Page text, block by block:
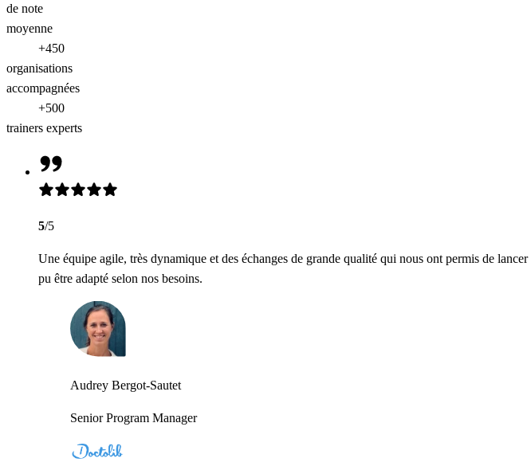
de note
moyenne
+450
organisations
accompagnées
+500
trainers experts
5/5
Une équipe agile, très dynamique et des échanges de grande qualité qui nous ont permis de
pu être adapté selon nos besoins.
Audrey Bergot-Sautet
Senior Program Manager